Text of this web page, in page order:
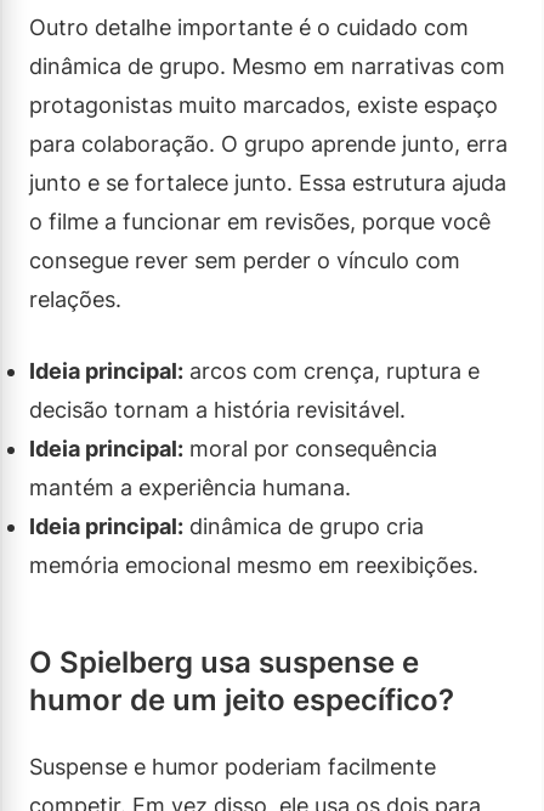
Outro detalhe importante é o cuidado com
dinâmica de grupo. Mesmo em narrativas com
protagonistas muito marcados, existe espaço
para colaboração. O grupo aprende junto, erra
junto e se fortalece junto. Essa estrutura ajuda
o filme a funcionar em revisões, porque você
consegue rever sem perder o vínculo com
relações.
Ideia principal: arcos com crença, ruptura e
decisão tornam a história revisitável.
Ideia principal: moral por consequência
mantém a experiência humana.
Ideia principal: dinâmica de grupo cria
memória emocional mesmo em reexibições.
O Spielberg usa suspense e
humor de um jeito específico?
Suspense e humor poderiam facilmente
competir. Em vez disso, ele usa os dois para